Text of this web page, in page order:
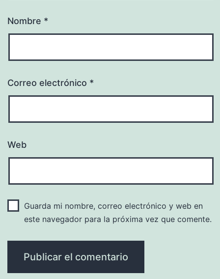
Nombre *
Correo electrónico *
Web
Guarda mi nombre, correo electrónico y web en
este navegador para la próxima vez que comente.